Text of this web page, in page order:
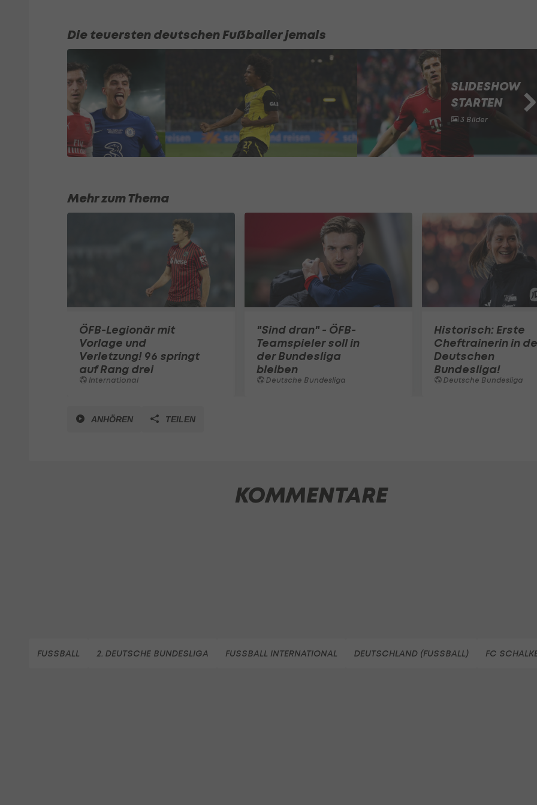
Die teuersten deutschen Fußballer jemals
SLIDESHOW
STARTEN
3 Bilder
Mehr zum Thema
ÖFB-Legionär mit
Vorlage und
Verletzung! 96 springt
auf Rang drei
International
"Sind dran" - ÖFB-
Teamspieler soll in
der Bundesliga
bleiben
Deutsche Bundesliga
Historisch: Erste
Cheftrainerin in
Deutschen
Bundesliga!
Deutsche Bundesliga
ANHÖREN TEILEN
KOMMENTARE
FUSSBALL 2. DEUTSCHE BUNDESLIGA FUSSBALL INTERNATIONAL DEUTSCHLAND (FUSSBALL) FC